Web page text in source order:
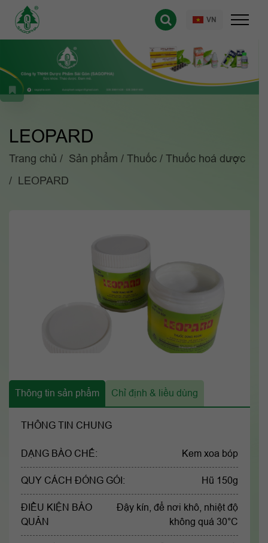
VN
LEOPARD
Trang chủ Sản phẩm Thuốc
Thuốc hoá dược
LEOPARD
Thông tin sản phẩm Chỉ định & liều dùng
THÔNG TIN CHUNG
DẠNG BÀO CHẾ: Kem xoa bóp
QUY CÁCH ĐÓNG GÓI: Hũ 150g
ĐIỀU KIỆN BẢO
QUẢN
Đậy kín, để nơi khô, nhiệt độ
không quá 30°C